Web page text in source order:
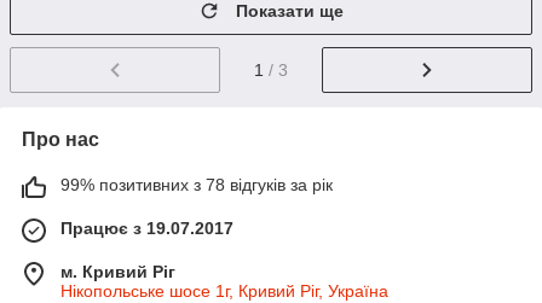
Показати ще
1 / 3
Про нас
99% позитивних з 78 відгуків за рік
Працює з 19.07.2017
м. Кривий Ріг
Нікопольське шосе 1г, Кривий Ріг, Україна